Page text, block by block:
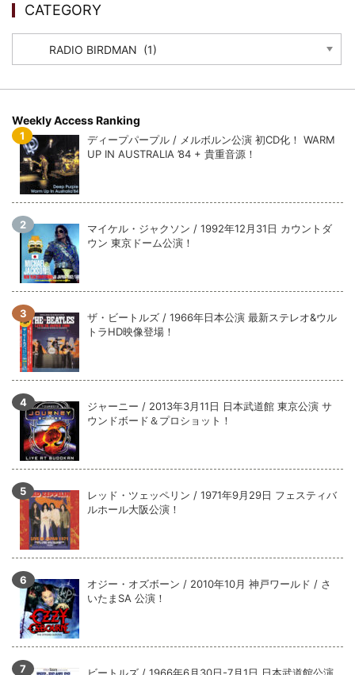
ビリー・ジョエル / 2024年3月24日 100Aniv. 米M.S.G公演 完全
収録！
*NEW RELEASE (最新約3ヶ月)
全収録！
スコーピオンズ / 2024年6月15日 リスボン公演 FHD 完全収録！
*NEW RELEASE (最新約3ヶ月)
2024.6.20
マネスキン / 2024年6月9日 ドイツ ROCK AM RING 公演 FHD 完
全収録！
*NEW RELEASE (最新約3ヶ月)
2024.6.9
リアム・ギャラガー / 2024年6月1日 英国シェフィールド公演 完
全収録！
*NEW RELEASE (最新約3ヶ月)
メガデス / 2023年8月4日 ドイツ W.O.A. 公演 FHD 完全収録！
*NEW RELEASE (最新約3ヶ月)
2024.6.9
ユーライア・ヒープ / 2023年8月3日 ドイツ W.O.A. 公演 FHD 完
全収録！
*NEW RELEASE (最新約3ヶ月)
ジャーニー / 1979年5月8+9日 コロラド州 2公演 SBD 完全収録！
CATEGORY
Weekly Access Ranking
ディープパープル / メルボルン公演 初CD化！ WARM
UP IN AUSTRALIA ’84 + 貴重音源！
マイケル・ジャクソン / 1992年12月31日 カウントダ
ウン 東京ドーム公演！
ザ・ビートルズ / 1966年日本公演 最新ステレオ&ウル
トラHD映像登場！
ジャーニー / 2013年3月11日 日本武道館 東京公演 サ
ウンドボード＆プロショット！
レッド・ツェッペリン / 1971年9月29日 フェスティバ
ルホール大阪公演！
オジー・オズボーン / 2010年10月 神戸ワールド / さ
いたまSA 公演！
ビートルズ / 1966年6月30日-7月1日 日本武道館公演